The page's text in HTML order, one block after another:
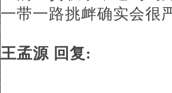
一带一路挑衅确实会很
王孟源 回复: